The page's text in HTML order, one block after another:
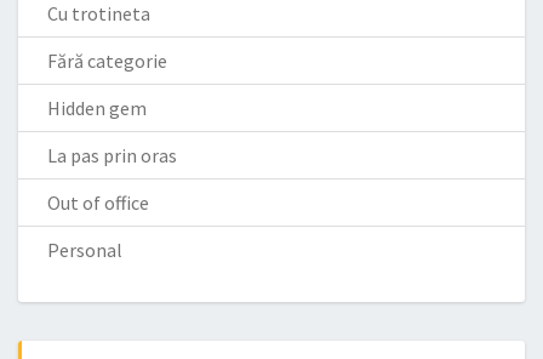
Cu trotineta
Fără categorie
Hidden gem
La pas prin oras
Out of office
Personal